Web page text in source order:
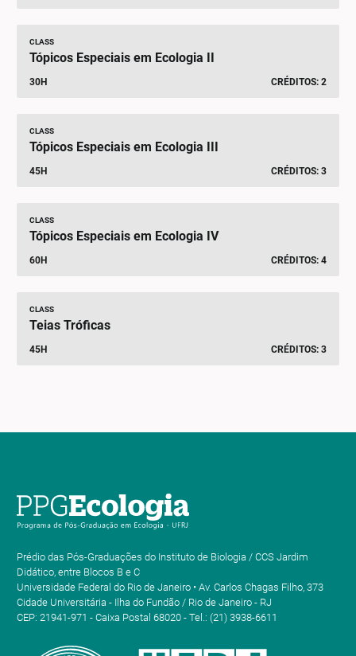
CLASS
Tópicos Especiais em Ecologia II
30H CRÉDITOS: 2
CLASS
Tópicos Especiais em Ecologia III
45H CRÉDITOS: 3
CLASS
Tópicos Especiais em Ecologia IV
60H CRÉDITOS: 4
CLASS
Teias Tróficas
45H CRÉDITOS: 3
Prédio das Pós-Graduações do Instituto de Biologia / CCS Jardim
Didático, entre Blocos B e C
Universidade Federal do Rio de Janeiro • Av. Carlos Chagas Filho, 373
Cidade Universitária - Ilha do Fundão / Rio de Janeiro - RJ
CEP: 21941-971 - Caixa Postal 68020 - Tel.: (21) 3938-6611